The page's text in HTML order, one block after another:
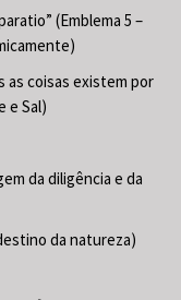
(Emblema 5 –
as coisas existem por
e Sal)
da diligência e da
da natureza)